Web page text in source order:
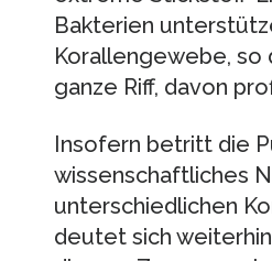
Bakterien
Korallengewebe, so
ganze Riff, davon
Insofern betritt die
wissenschaftliches
unterschiedlichen
deutet sich